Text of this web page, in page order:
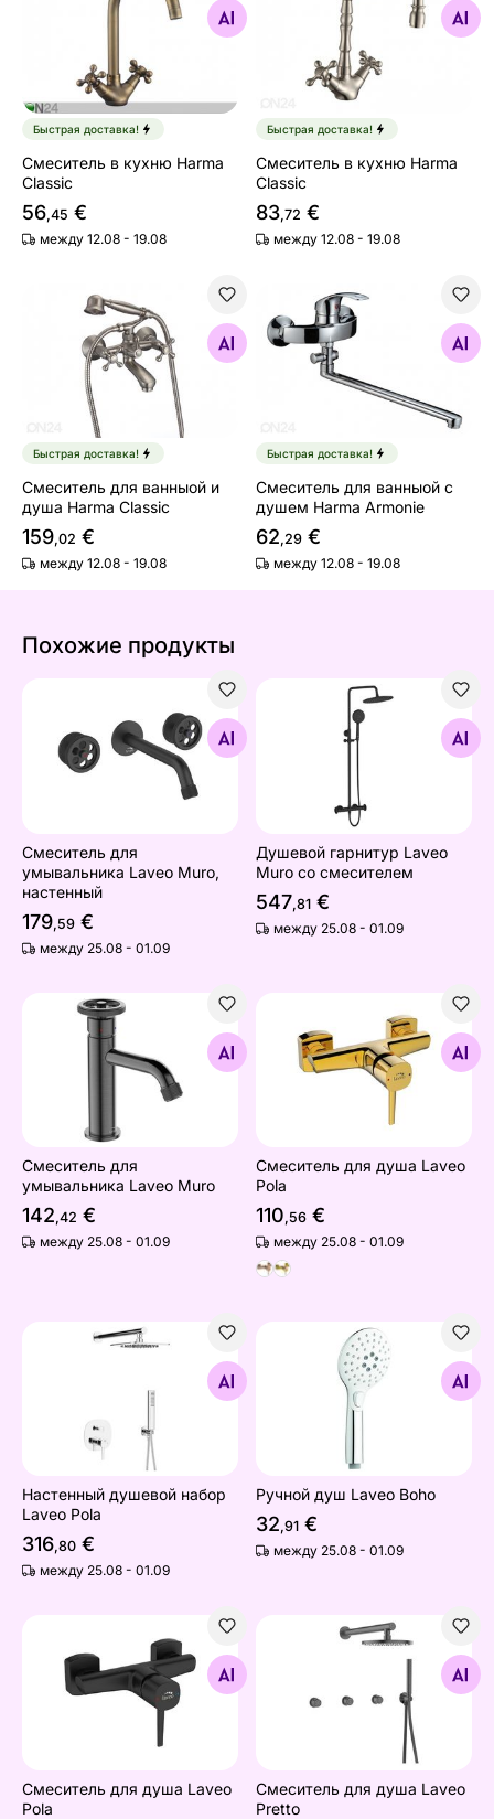
Найдите похожие
Быстрая доставка!
Смеситель в кухню Harma
Classic
56,45 €
между 12.08 - 19.08
Найдите похожие
Быстрая доставка!
Смеситель в кухню Harma
Classic
83,72 €
между 12.08 - 19.08
Смеситель для ванныой и душа Harma Classic
Найдите похожие
Быстрая доставка!
Смеситель для ванныой и
душа Harma Classic
159,02 €
между 12.08 - 19.08
Смеситель для ванныой
Найдите похожие
Быстрая доставка!
Смеситель для ванныой с
душем Harma Armonie
62,29 €
между 12.08 - 19.08
Похожие продукты
Смеситель для умывальника Laveo Muro, настенный
Найдите похожие
Смеситель для
умывальника Laveo Muro,
настенный
179,59 €
между 25.08 - 01.09
Душевой гарнитур Laveo
Найдите похожие
Душевой гарнитур Laveo
Muro со смесителем
547,81 €
между 25.08 - 01.09
Смеситель для умывальника Laveo Muro
Найдите похожие
Смеситель для
умывальника Laveo Muro
142,42 €
между 25.08 - 01.09
Смеситель для душа
Найдите похожие
Смеситель для душа Laveo
Pola
110,56 €
между 25.08 - 01.09
Настенный душевой набор Laveo Pola
Настенный душевой набор
Laveo Pola
316,80 €
между 25.08 - 01.09
Ручной душ Laveo Boho
Найдите похожие
Ручной душ Laveo Boho
32,91 €
между 25.08 - 01.09
Смеситель для душа Laveo Pola
Найдите похожие
Смеситель для душа Laveo
Pola
Смеситель для душа
Смеситель для душа Laveo
Pretto